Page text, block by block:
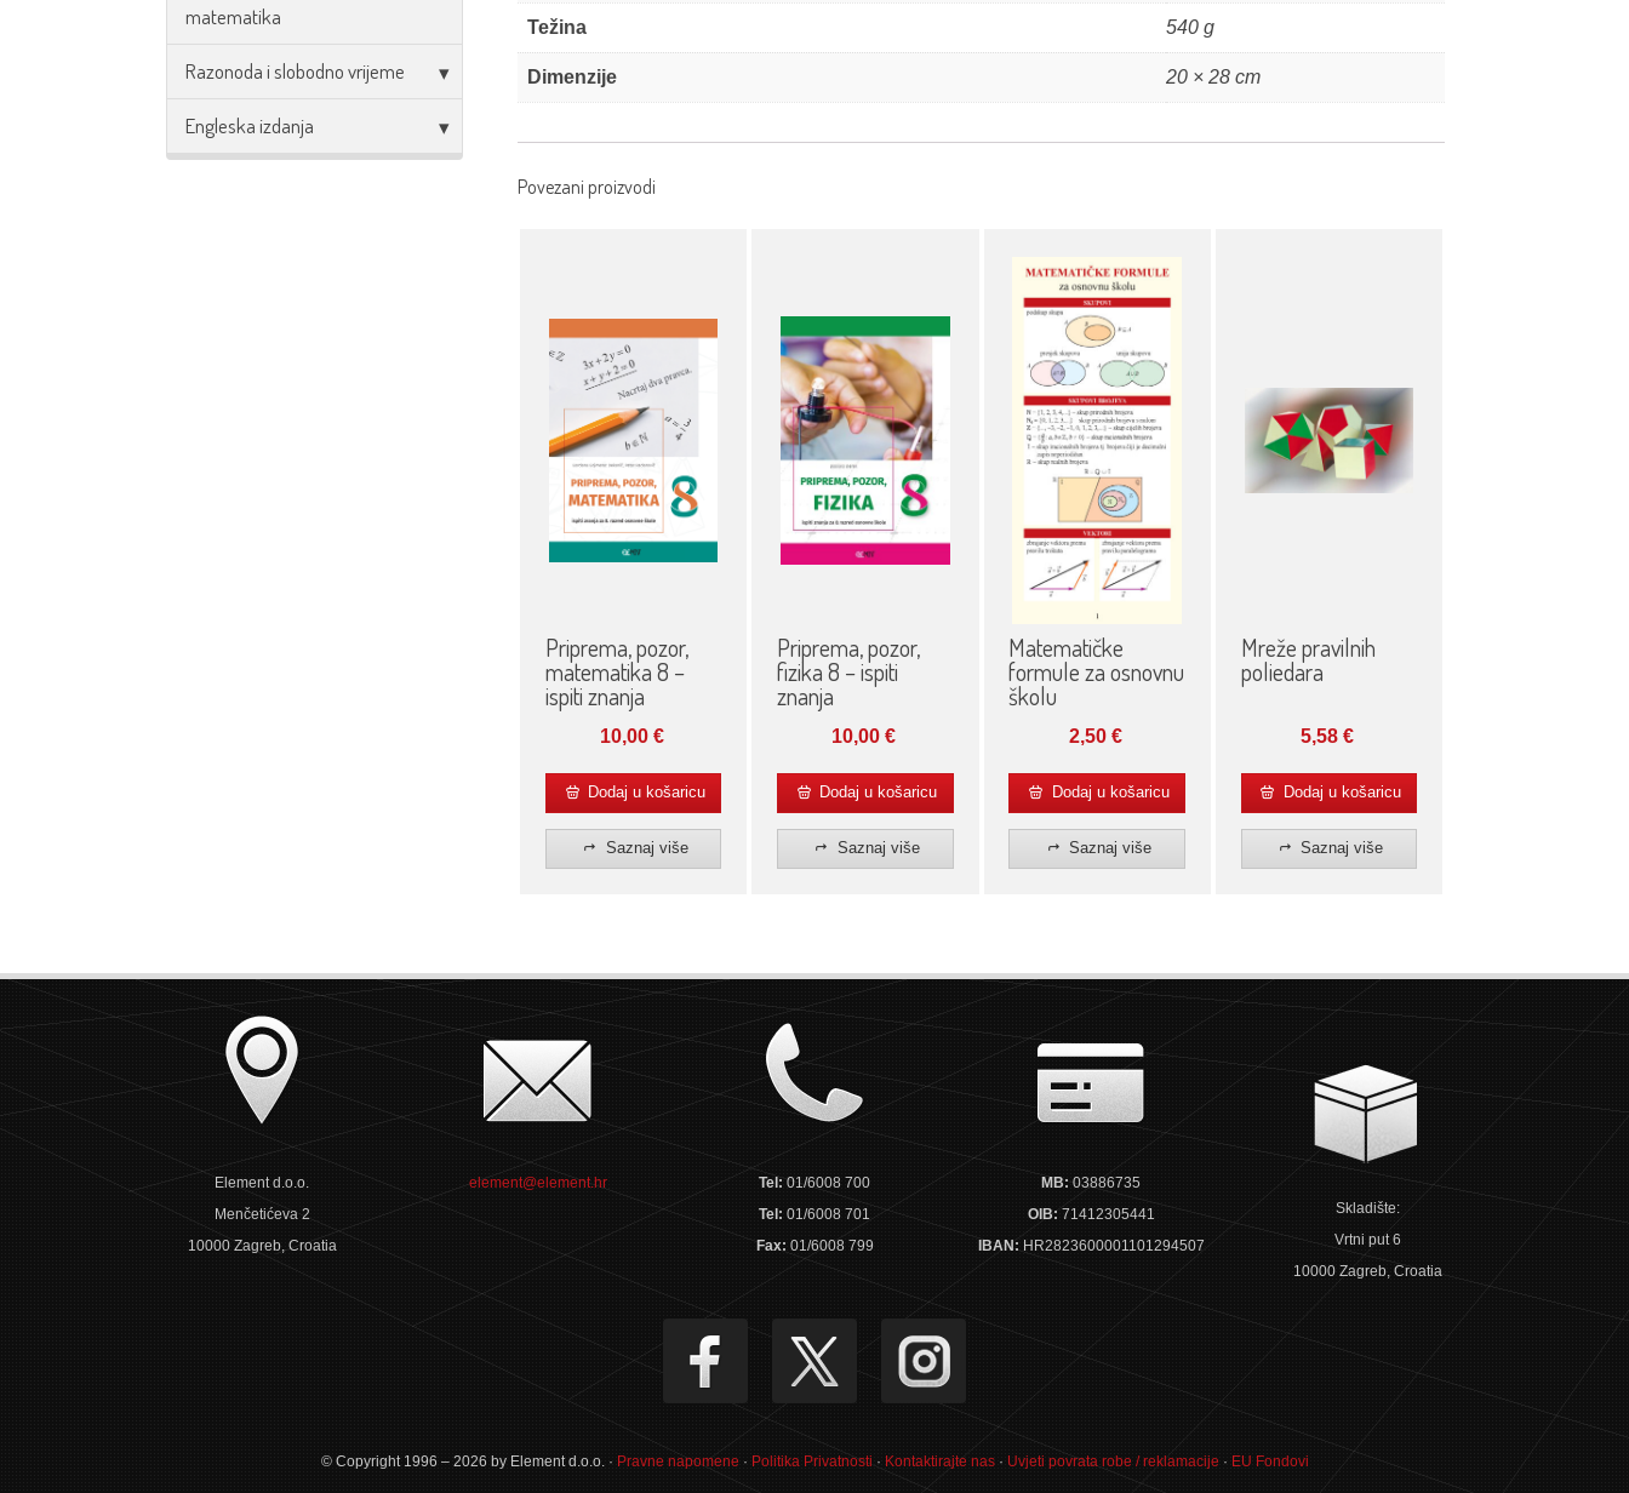
matematika
Razonoda i slobodno vrijeme
Engleska izdanja
Težina 540 g
Dimenzije 20 × 28 cm
Povezani proizvodi
Priprema, pozor,
matematika 8 –
ispiti znanja
10,00 €
Dodaj u košaricu
Saznaj više
Priprema, pozor,
fizika 8 – ispiti
znanja
10,00 €
Dodaj u košaricu
Saznaj više
Matematičke
formule za osnovnu
školu
2,50 €
Dodaj u košaricu
Saznaj više
Mreže pravilnih
poliedara
5,58 €
Dodaj u košaricu
Saznaj više
Element d.o.o.
Menčetićeva 2
10000 Zagreb, Croatia
element@element.hr Tel: 01/6008 700
Tel: 01/6008 701
Fax: 01/6008 799
MB: 03886735
OIB: 71412305441
IBAN: HR2823600001101294507
Skladište:
Vrtni put 6
10000 Zagreb, Croatia
© Copyright 1996 – 2026 by Element d.o.o. · Pravne napomene · Politika Privatnosti · Kontaktirajte nas· Uvjeti povrata robe / reklamacije · EU Fondovi